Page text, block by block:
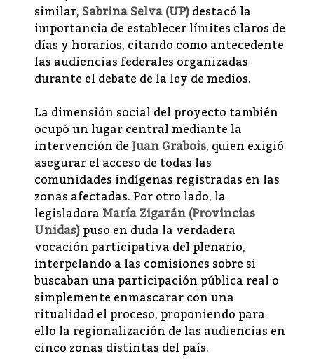
similar,Sabrina Selva (UP)destacó la
importancia de establecer límites claros de
días y horarios, citando como antecedente
las audiencias federales organizadas
durante el debate de la ley de medios.
La dimensión social del proyecto también
ocupó un lugar central mediante la
intervención deJuan Grabois, quien exigió
asegurar el acceso de todas las
comunidades indígenas registradas en las
zonas afectadas. Por otro lado, la
legisladoraMaría Zigarán (Provincias
Unidas)puso en duda la verdadera
vocación participativa del plenario,
interpelando a las comisiones sobre si
buscaban una participación pública real o
simplemente enmascarar con una
ritualidad el proceso, proponiendo para
ello la regionalización de las audiencias en
cinco zonas distintas del país.